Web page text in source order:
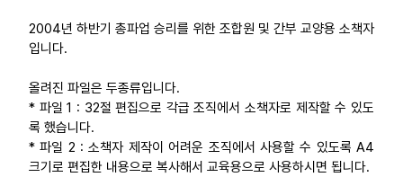
2004년 하반기 총파업 승리를 위한 조합원 및 간부 교양용 소책자
입니다.
올려진 파일은 두종류입니다.
* 파일 1 : 32절 편집으로 각급 조직에서 소책자로 제작할 수 있도
록 했습니다.
* 파일 2 : 소책자 제작이 어려운 조직에서 사용할 수 있도록 A4
크기로 편집한 내용으로 복사해서 교육용으로 사용하시면 됩니다.
미디어자료
카드뉴스
부설기관
업무